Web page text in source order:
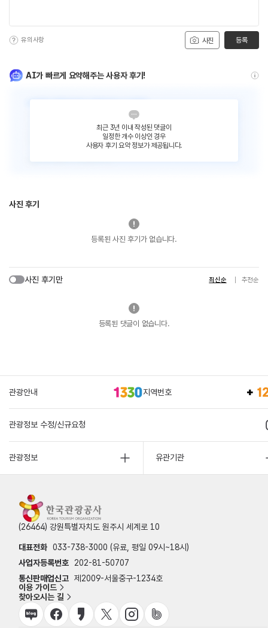
사진
유의사항 등록
AI가 빠르게 요약해주는 사용자 후기!
최근 3년 이내 작성된 댓글이
일정한 개수 이상인 경우
사용자 후기 요약 정보가 제공됩니다.
사진 후기
등록된 사진 후기가 없습니다.
사진 후기만 최신순 추천순
등록된 댓글이 없습니다.
관광안내 지역번호
관광정보 수정/신규요청
관광정보 유관기관
(26464) 강원특별자치도 원주시 세계로 10
대표전화 033-738-3000 (유료, 평일 09시~18시)
사업자등록번호
202-81-50707
통신판매업신고 제2009-서울중구-1234호
이용 가이드
찾아오시는 길